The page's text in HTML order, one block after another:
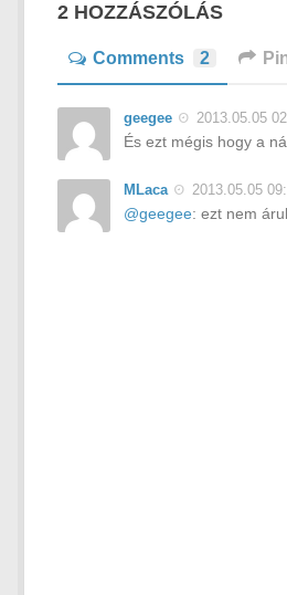
2 HOZZÁSZÓLÁS
Comments 2
geegee 2013.05.05
És ezt mégis hogy a
MLaca 2013.05.05
@geegee: ezt nem